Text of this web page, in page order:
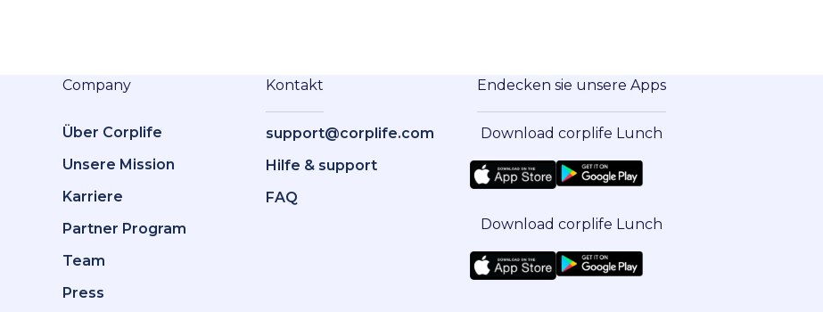
Company
Über Corplife
Unsere Mission
Karriere
Partner Program
Team
Press
Kontakt
support@corplife.com
Hilfe & support
FAQ
Endecken sie unsere Apps
Download corplife Lunch
Download corplife Lunch